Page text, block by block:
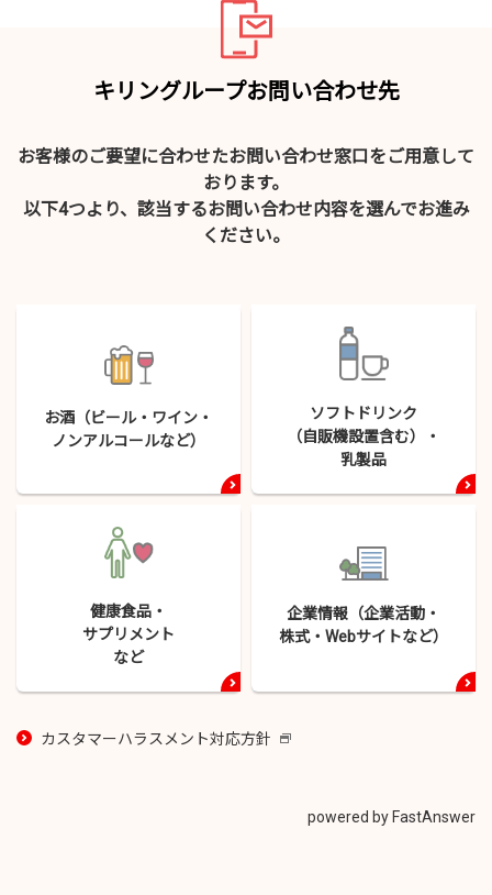
キリングループお問い合わせ先
お客様のご要望に合わせたお問い合わせ窓口をご用意して
おります。
以下4つより、該当するお問い合わせ内容を選んでお進み
ください。
お酒（ビール・ ワイン・
ノンアルコールなど）
ソフトドリンク
（自販機設置含む）・
乳製品
健康食品・
サプリメント
など
企業情報（企業活動・
株式・ Webサイトなど）
カスタマーハラスメント対応方針 新
powered by FastAnswer